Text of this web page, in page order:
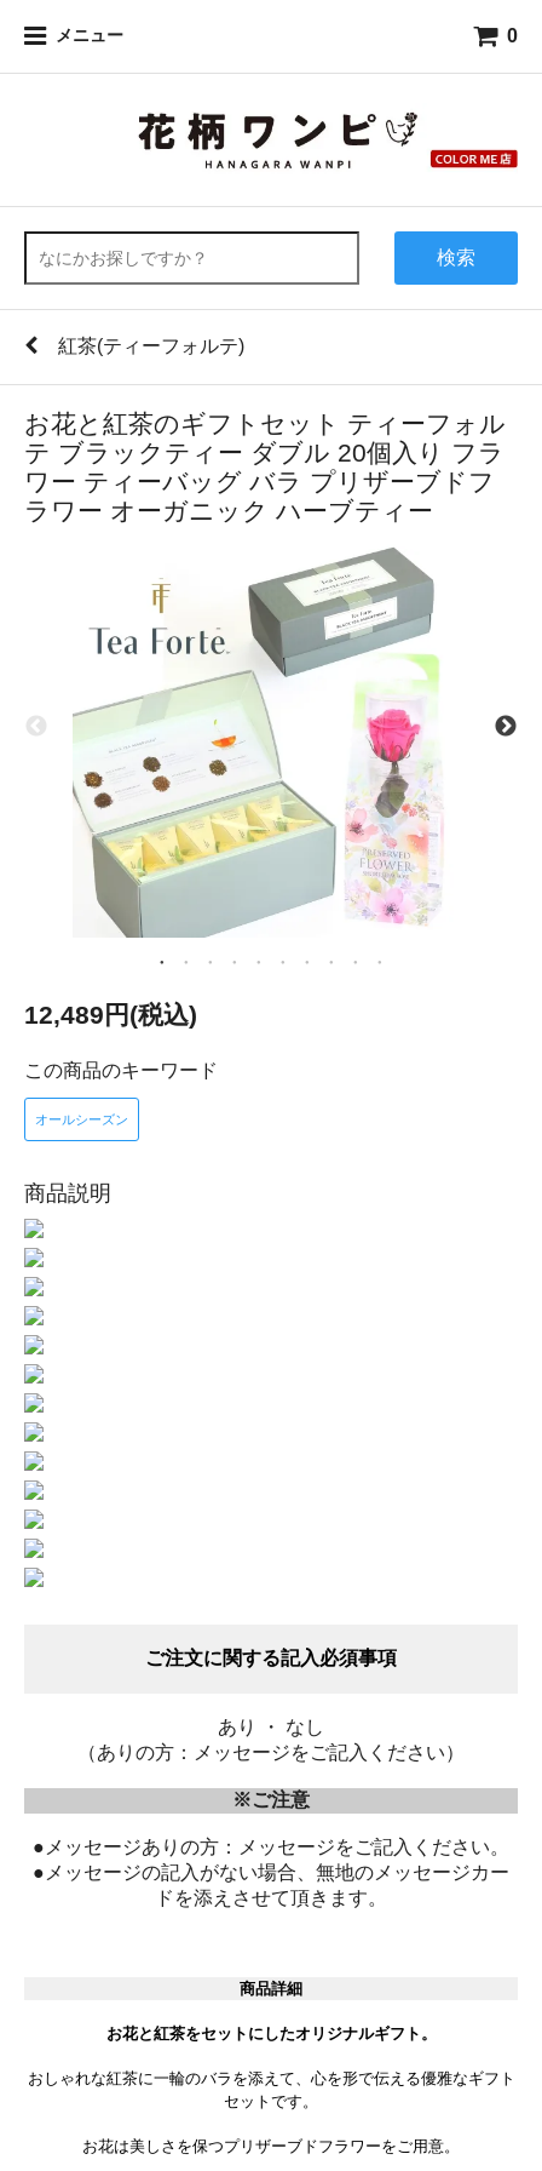
メニュー 0
検索
紅茶(ティーフォルテ)
お花と紅茶のギフトセット ティーフォル
テ ブラックティー ダブル 20個入り フラ
ワー ティーバッグ バラ プリザーブドフ
ラワー オーガニック ハーブティー
12,489円(税込)
この商品のキーワード
オールシーズン
商品説明
ご注文に関する記入必須事項
あり ・ なし
（ありの方：メッセージをご記入ください）
※ご注意
●メッセージありの方：メッセージをご記入ください。
●メッセージの記入がない場合、無地のメッセージカー
ドを添えさせて頂きます。
商品詳細
お花と紅茶をセットにしたオリジナルギフト。
おしゃれな紅茶に一輪のバラを添えて、心を形で伝える優雅なギフト
セットです。
お花は美しさを保つプリザーブドフラワーをご用意。